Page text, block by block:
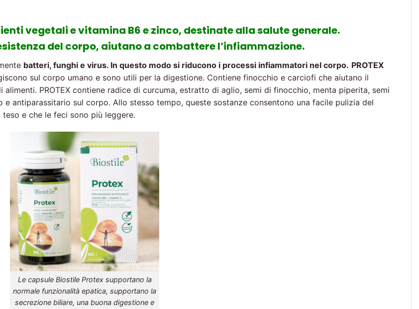
vegetali e vitamina B6 e zinco, destinate alla salute generale.
del corpo, aiutano a combattere l’infiammazione.
batteri, funghi e virus. In questo modo si riducono i processi infiammatori nel corpo. PROTEX
sul corpo umano e sono utili per la digestione. Contiene finocchio e carciofi che aiutano il
PROTEX contiene radice di curcuma, estratto di aglio, semi di finocchio, menta piperita, semi
antiparassitario sul corpo. Allo stesso tempo, queste sostanze consentono una facile pulizia del
e che le feci sono più leggere.
Le capsule Biostile Protex supportano la
normale funzionalità epatica, supportano la
secrezione biliare, una buona digestione e